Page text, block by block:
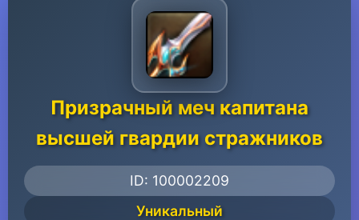
Призрачный меч капитана
высшей гвардии стражников
ID: 100002209
Уникальный